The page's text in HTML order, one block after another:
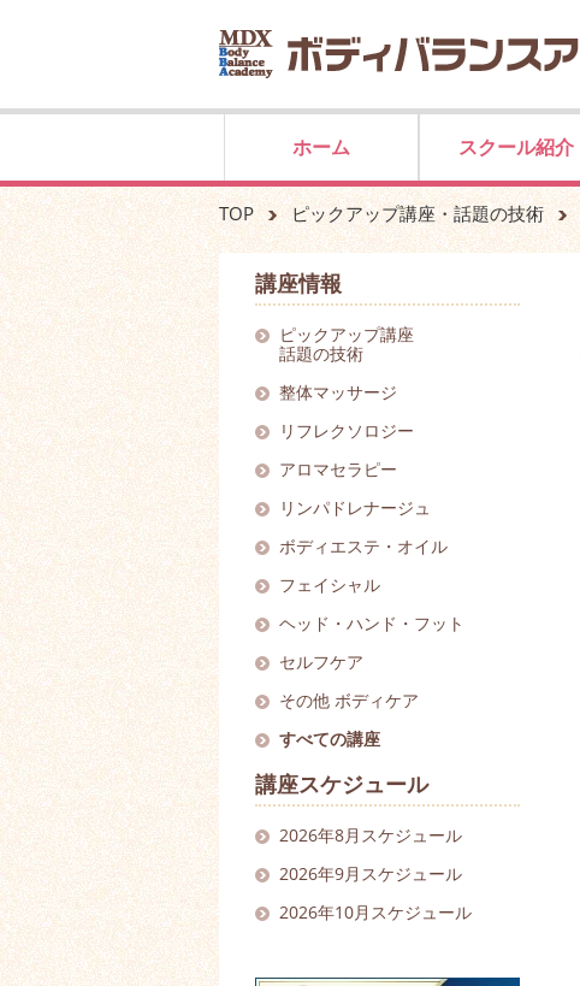
ホーム スクール紹介
TOP ピックアップ講座・話題の技術
講座情報
ピックアップ講座
話題の技術
整体マッサージ
リフレクソロジー
アロマセラピー
リンパドレナージュ
ボディエステ ・ オイル
フェイシャル
ヘッド ・ ハンド・フット
セルフケア
その他 ボディケア
すべての講座
講座スケジュール
2026年8月スケジュール
2026年9月スケジュール
2026年10月スケジュール